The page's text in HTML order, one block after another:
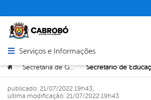
Abrir menu principal de navegação
Serviços e Informações
Você está aqui:
> Secretaria de Governo >
publicado: 21/07/2022 19h43,
última modificação: 21/07/2022 19h43